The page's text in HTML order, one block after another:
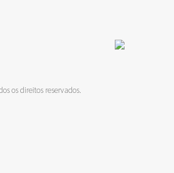
os direitos reservados.